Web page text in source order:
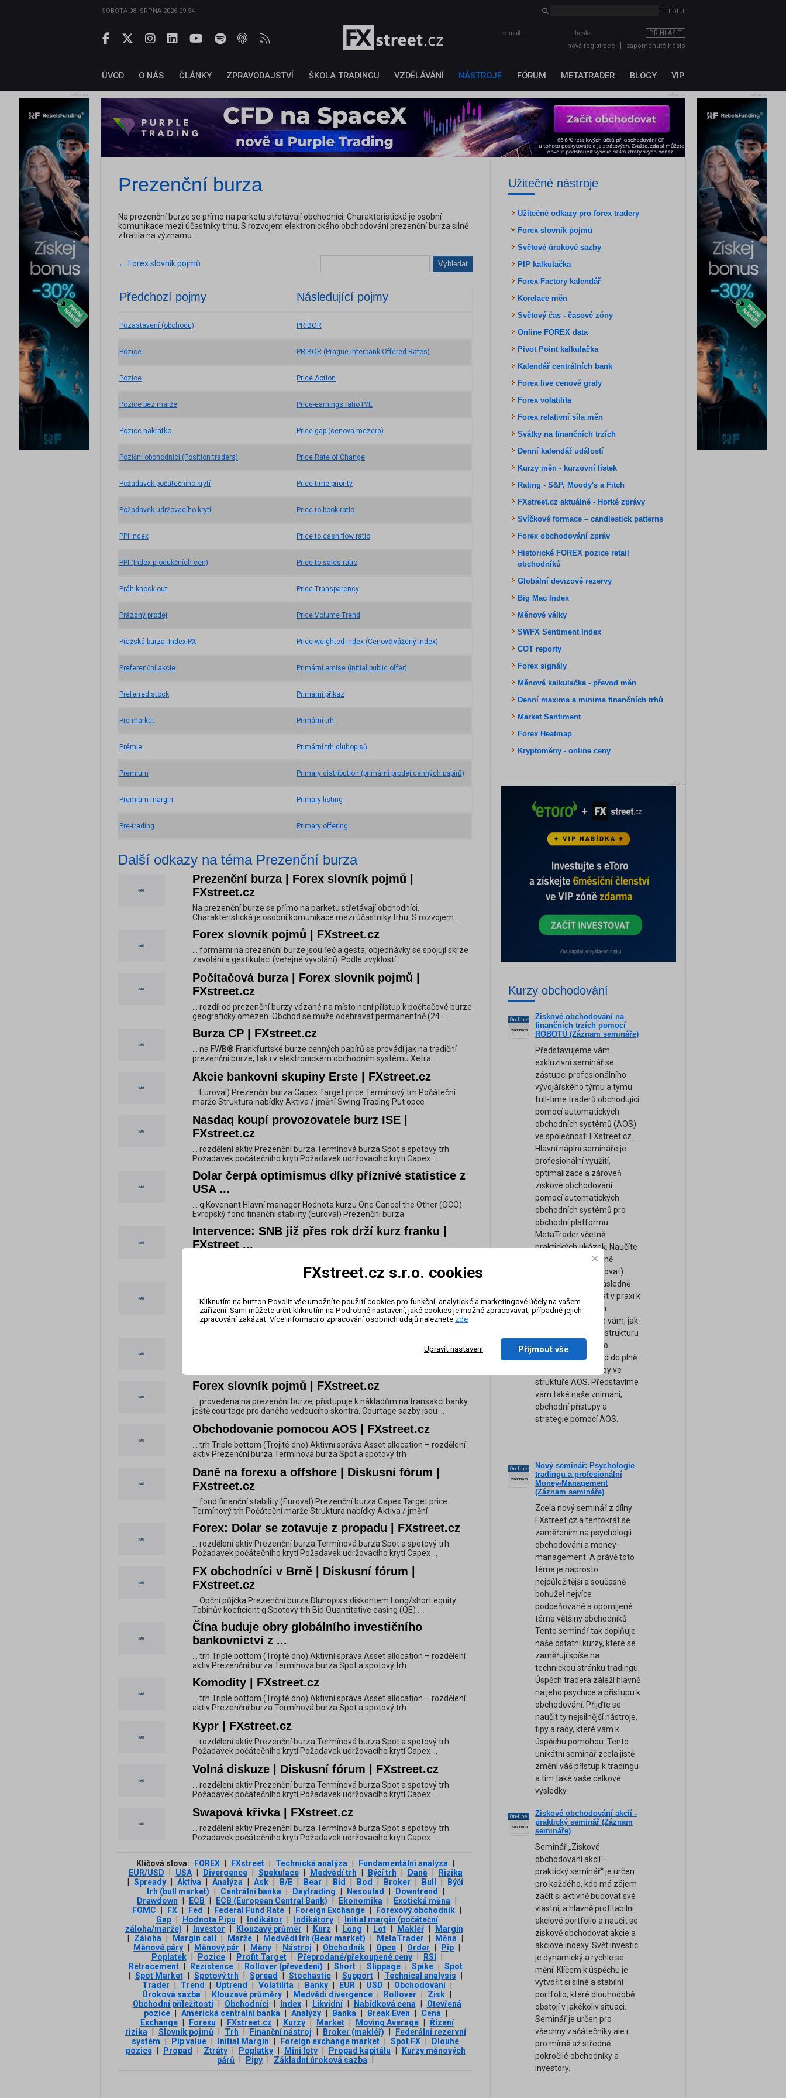
SOBOTA 08. SRPNA 2026 09:54
PŘIHLÁSIT
nová registrace
zapomenuté heslo
ÚVOD O NÁS ČLÁNKY ZPRAVODAJSTVÍ ŠKOLA TRADINGU VZDĚLÁVÁNÍ NÁSTROJE FÓRUM METATRADER BLOGY VIP
reklama reklama
reklama
Prezenční burza
Na prezenční burze se přímo na parketu střetávají obchodníci. Charakteristická je osobní
komunikace mezi účastníky trhu. S rozvojem elektronického obchodování prezenční burza silně
ztratila na významu.
← Forex slovník pojmů Vyhledat
Předchozí pojmy
Pozastavení (obchodu)
Pozice
Pozice
Pozice bez marže
Pozice nakrátko
Poziční obchodníci (Position traders)
Požadavek počátečního krytí
Požadavek udržovacího krytí
PPI index
PPI (Index produkčních cen)
Práh knock out
Prázdný prodej
Pražská burza: Index PX
Preferenční akcie
Preferred stock
Pre-market
Prémie
Premium
Premium margin
Pre-trading
Následující pojmy
PRIBOR
PRIBOR (Prague Interbank Offered Rates)
Price Action
Price-earnings ratio P/E
Price gap (cenová mezera)
Price Rate of Change
Price-time priority
Price to book ratio
Price to cash flow ratio
Price to sales ratio
Price Transparency
Price Volume Trend
Price-weighted index (Cenově vážený index)
Primární emise (initial public offer)
Primární příkaz
Primární trh
Primární trh dluhopisů
Primary distribution (primární prodej cenných papírů)
Primary listing
Primary offering
Další odkazy na téma Prezenční burza
Prezenční burza | Forex slovník pojmů |
FXstreet.cz
Na prezenční burze se přímo na parketu střetávají obchodníci.
Charakteristická je osobní komunikace mezi účastníky trhu. S rozvojem ...
Forex slovník pojmů | FXstreet.cz
... formami na prezenční burze jsou řeč a gesta; objednávky se spojují skrze
zavolání a gestikulaci (veřejné vyvolání). Podle zvyklostí ...
Počítačová burza | Forex slovník pojmů |
FXstreet.cz
... rozdíl od prezenční burzy vázané na místo není přístup k počítačové burze
geograficky omezen. Obchod se může odehrávat permanentně (24 ...
Burza CP | FXstreet.cz
... na FWB® Frankfurtské burze cenných papírů se provádí jak na tradiční
prezenční burze, tak i v elektronickém obchodním systému Xetra ...
Akcie bankovní skupiny Erste | FXstreet.cz
... Euroval) Prezenční burza Capex Target price Termínový trh Počáteční
marže Struktura nabídky Aktiva / jmění Swing Trading Put opce
Nasdaq koupí provozovatele burz ISE |
FXstreet.cz
... rozdělení aktiv Prezenční burza Termínová burza Spot a spotový trh
Požadavek počátečního krytí Požadavek udržovacího krytí Capex ...
Dolar čerpá optimismus díky příznivé statistice z
USA ...
... q Kovenant Hlavní manager Hodnota kurzu One Cancel the Other (OCO)
Evropský fond finanční stability (Euroval) Prezenční burza
Intervence: SNB již přes rok drží kurz franku |
FXstreet ...
marže Struktura nabídky Aktiva / jmění Swing Trading Put opce Kiwi
FXstreet.cz
... fond finanční stability (Euroval) Prezenční burza Capex Target price
Termínový trh Počáteční marže Struktura nabídky Aktiva / jmění
Forex slovník pojmů | FXstreet.cz
... provedena na prezenční burze, přistupuje k nákladům na transakci banky
ještě courtage pro daného vedoucího skontra. Courtage sazby jsou ...
Obchodovanie pomocou AOS | FXstreet.cz
... trh Triple bottom (Trojité dno) Aktivní správa Asset allocation – rozdělení
aktiv Prezenční burza Termínová burza Spot a spotový trh
Daně na forexu a offshore | Diskusní fórum |
FXstreet.cz
... fond finanční stability (Euroval) Prezenční burza Capex Target price
Termínový trh Počáteční marže Struktura nabídky Aktiva / jmění
Forex: Dolar se zotavuje z propadu | FXstreet.cz
... rozdělení aktiv Prezenční burza Termínová burza Spot a spotový trh
Požadavek počátečního krytí Požadavek udržovacího krytí Capex ...
FX obchodníci v Brně | Diskusní fórum |
FXstreet.cz
... Opční půjčka Prezenční burza Dluhopis s diskontem Long/short equity
Tobinův koeficient q Spotový trh Bid Quantitative easing (QE) ...
Čína buduje obry globálního investičního
bankovnictví z ...
... trh Triple bottom (Trojité dno) Aktivní správa Asset allocation – rozdělení
aktiv Prezenční burza Termínová burza Spot a spotový trh
Komodity | FXstreet.cz
... trh Triple bottom (Trojité dno) Aktivní správa Asset allocation – rozdělení
aktiv Prezenční burza Termínová burza Spot a spotový trh
Kypr | FXstreet.cz
... rozdělení aktiv Prezenční burza Termínová burza Spot a spotový trh
Požadavek počátečního krytí Požadavek udržovacího krytí Capex ...
Volná diskuze | Diskusní fórum | FXstreet.cz
... rozdělení aktiv Prezenční burza Termínová burza Spot a spotový trh
Požadavek počátečního krytí Požadavek udržovacího krytí Capex ...
Swapová křivka | FXstreet.cz
... rozdělení aktiv Prezenční burza Termínová burza Spot a spotový trh
Požadavek počátečního krytí Požadavek udržovacího krytí Capex ...
Klíčová slova: FOREX FXstreet Technická analýza Fundamentální analýza
EUR/USD
USA Divergence Spekulace Medvědí trh Býčí trh Daně
Rizika
Spready Aktiva Analýza Ask B/E Bear Bid Bod Broker Bull
Býčí
trh (bull market)
Centrální banka Daytrading Nesoulad Downtrend
Drawdown
ECB ECB (European Central Bank) Ekonomika Exotická měna
FOMC
FX Fed Federal Fund Rate Foreign Exchange Forexový obchodník
Gap
Hodnota Pipu Indikátor Indikátory
Initial margin (počáteční
záloha/marže)
Investor Klouzavý průměr Kurz Long Lot Makléř
Margin
Záloha Margin call Marže Medvědí trh (Bear market) MetaTrader Měna
Měnové páry
Měnový pár Měny Nástroj Obchodník Opce Order Pip
Poplatek
Pozice Profit Target Přeprodané/překoupené ceny RSI
Retracement
Rezistence Rollover (převedení) Short Slippage Spike
Spot
Spot Market Spotový trh Spread Stochastic Support Technical analysis
Trader
Trend Uptrend Volatilita Banky EUR USD Obchodování
Úroková sazba
Klouzavé průměry Medvědí divergence Rollover Zisk
Obchodní příležitosti
Obchodníci Index Likvidní Nabídková cena
Otevřená
pozice
Americká centrální banka Analýzy Banka Break Even Cena
Exchange
Forexu FXstreet.cz Kurzy Market Moving Average
Řízení
rizika
Slovník pojmů Trh Finanční nástroj Broker (makléř)
Federální rezervní
systém
Pip value Initial Margin Foreign exchange market Spot FX
Dlouhé
pozice
Propad Ztráty Poplatky Mini loty Propad kapitálu
Kurzy měnových
párů
Pipy Základní úroková sazba
Užitečné nástroje
Užitečné odkazy pro forex tradery
Forex slovník pojmů
Světové úrokové sazby
PIP kalkulačka
Forex Factory kalendář
Korelace měn
Světový čas - časové zóny
Online FOREX data
Pivot Point kalkulačka
Kalendář centrálních bank
Forex live cenové grafy
Forex volatilita
Forex relativní síla měn
Svátky na finančních trzích
Denní kalendář událostí
Kurzy měn - kurzovní lístek
Rating - S&P, Moody's a Fitch
FXstreet.cz aktuálně - Horké zprávy
Svíčkové formace – candlestick patterns
Forex obchodování zpráv
Historické FOREX pozice retail
obchodníků
Globální devizové rezervy
Big Mac Index
Měnové války
SWFX Sentiment Index
COT reporty
Forex signály
Měnová kalkulačka - převod měn
Denní maxima a minima finančních trhů
Market Sentiment
Forex Heatmap
Kryptoměny - online ceny
reklama
Kurzy obchodování
On-line
záznam
Ziskové obchodování na
finančních trzích pomocí
ROBOTŮ (Záznam semináře)
Představujeme vám
exkluzivní seminář se
zástupci profesionálního
vývojářského týmu a týmu
full-time traderů obchodující
pomocí automatických
obchodních systémů (AOS)
ve společnosti FXstreet.cz.
Hlavní náplní semináře je
profesionální využití,
optimalizace a zároveň
ziskové obchodování
pomocí automatických
obchodních systémů pro
obchodní platformu
MetaTrader včetně
praktických ukázek. Naučíte
se mimo jiné správně
ověřovat (backtestovat)
ziskovost AOS a následně
AOS reálně využívat v praxi k
dosažení ziskových
výsledků. Ukážeme vám, jak
sestavit kompletní strukturu
a logiku obchodního
systému pro převod do plně
automatické podoby ve
struktuře AOS. Představíme
vám také naše vnímání,
obchodní přístupy a
strategie pomocí AOS.
On-line
záznam
Nový seminář: Psychologie
tradingu a profesionální
Money-Management
(Záznam semináře)
Zcela nový seminář z dílny
FXstreet.cz a tentokrát se
zaměřením na psychologii
obchodování a money-
management. A právě toto
téma je naprosto
nejdůležitější a současně
bohužel nejvíce
podceňované a opomíjené
téma většiny obchodníků.
Tento seminář tak doplňuje
naše ostatní kurzy, které se
zaměřují spíše na
technickou stránku tradingu.
Úspěch tradera záleží hlavně
na jeho psychice a přístupu k
obchodování. Přijďte se
naučit ty nejsilnější nástroje,
tipy a rady, které vám k
úspěchu pomohou. Tento
unikátní seminář zcela jistě
změní váš přístup k tradingu
a tím také vaše celkové
výsledky.
On-line
záznam
Ziskové obchodování akcií -
praktický seminář (Záznam
semináře)
Seminář „Ziskové
obchodování akcií –
praktický seminář“ je určen
pro každého, kdo má zájem
začít si aktivně budovat své
vlastní, a hlavně profitabilní
akciové portfolio a naučit se
ziskově obchodovat akcie a
akciové indexy. Svět investic
je dynamický a rychle se
mění. Klíčem k úspěchu je
vytvořit si silné a stabilní
portfolio, které dlouhodobě
obstojí v jakékoliv situaci.
Seminář je určen pro
všechny začátečníky ale i
pro mírně až středně
pokročilé obchodníky a
investory.
FXstreet.cz s.r.o. cookies
Kliknutím na button Povolit vše umožníte použití cookies pro funkční, analytické a marketingové účely na vašem
zařízení. Sami můžete určit kliknutím na Podrobné nastavení, jaké cookies je možné zpracovávat, případně jejich
zpracování zakázat. Více informací o zpracování osobních údajů naleznete zde
Upravit nastavení Přijmout vše